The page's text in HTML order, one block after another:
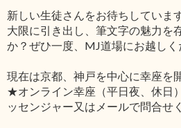
新しい生徒さんをお待ちしていま
大限に引き出し、筆文字の魅力を
か？ぜひ一度、MJ道場にお越しく
現在は京都、神戸を中心に幸座を
★オンライン幸座（平日夜、休日
ッセンジャー又はメールで問合せ